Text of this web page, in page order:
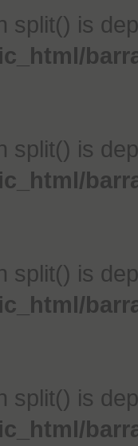
split() is
split() is
split() is
split() is